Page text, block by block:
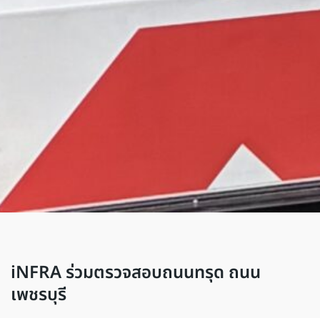
iNFRA ร่วมตรวจสอบถนนทรุด ถนน
เพชรบุรี